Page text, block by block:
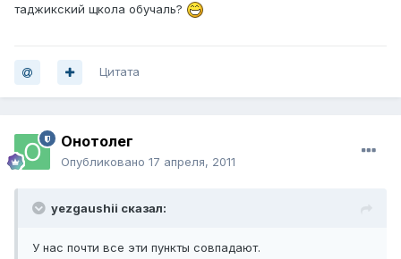
таджикский щкола обучаль?
Цитата
Онотолег
Опубликовано 17 апреля, 2011
yezgaushii сказал:
У нас почти все эти пункты совпадают.